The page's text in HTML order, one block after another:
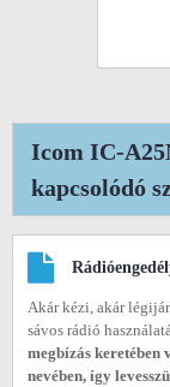
Icom IC-
kapcsolódó
Akár kézi, akár
sávos rádió
megbízás keretében
nevében, így